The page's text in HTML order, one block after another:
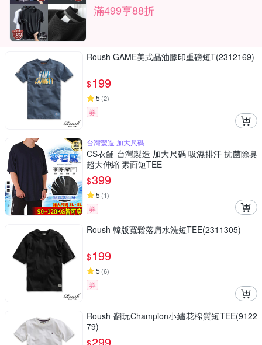
滿499享88折
Roush GAME美式晶油膠印重磅短T(2312169)
$199
5 (2)
券
台灣製造 加大尺碼
CS衣舖 台灣製造 加大尺碼 吸濕排汗 抗菌除臭
超大伸縮 素面短TEE
$399
5 (1)
券
Roush 韓版寬鬆落肩水洗短TEE(2311305)
$199
5 (6)
券
Roush 翻玩Champion小繡花棉質短TEE(9122
79)